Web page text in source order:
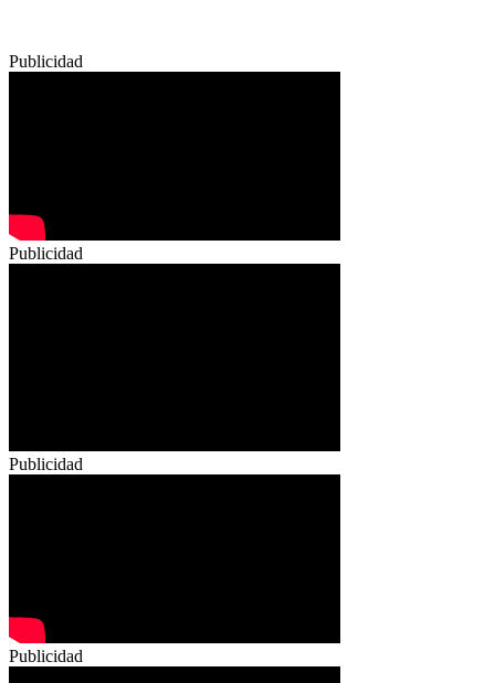
Publicidad
Publicidad
Publicidad
Publicidad